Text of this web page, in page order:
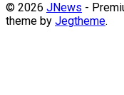
© 2026 JNews -
theme by Jegtheme.